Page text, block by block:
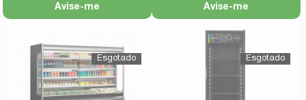
Avise-me Avise-me